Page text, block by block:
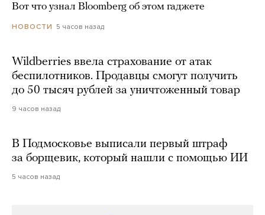
Вот что узнал Bloomberg об этом гаджете
НОВОСТИ 5 часов назад
Wildberries ввела страхование от атак
беспилотников. Продавцы смогут получить
до 50 тысяч рублей за уничтоженный товар
9 часов назад
В Подмосковье выписали первый штраф
за борщевик, который нашли с помощью ИИ
5 часов назад